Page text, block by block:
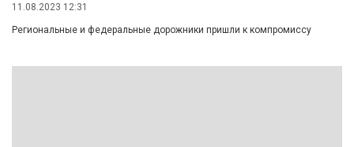
11.08.2023 12:31
Региональные и федеральные дорожники пришли к компромиссу